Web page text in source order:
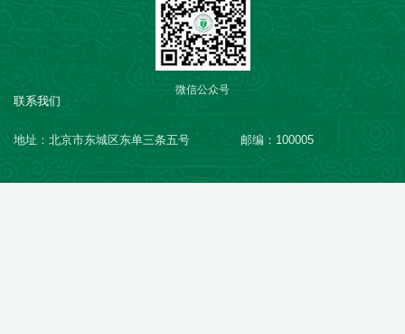
联系我们
地址：北京市东城区东单三条五号 邮编：100005
微信公众号